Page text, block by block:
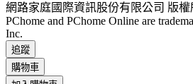
網路家庭國際資訊股份有限公司 版
PChome and PChome Online are
Inc.
追蹤
購物車